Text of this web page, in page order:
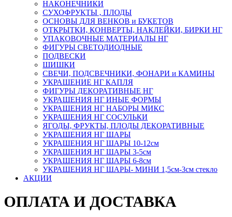
НАКОНЕЧНИКИ
СУХОФРУКТЫ , ПЛОДЫ
ОСНОВЫ ДЛЯ ВЕНКОВ и БУКЕТОВ
ОТКРЫТКИ, КОНВЕРТЫ, НАКЛЕЙКИ, БИРКИ НГ
УПАКОВОЧНЫЕ МАТЕРИАЛЫ НГ
ФИГУРЫ СВЕТОДИОДНЫЕ
ПОДВЕСКИ
ШИШКИ
СВЕЧИ, ПОДСВЕЧНИКИ, ФОНАРИ и КАМИНЫ
УКРАШЕНИЕ НГ КАПЛЯ
ФИГУРЫ ДЕКОРАТИВНЫЕ НГ
УКРАШЕНИЯ НГ ИНЫЕ ФОРМЫ
УКРАШЕНИЯ НГ НАБОРЫ МИКС
УКРАШЕНИЯ НГ СОСУЛЬКИ
ЯГОДЫ, ФРУКТЫ, ПЛОДЫ ДЕКОРАТИВНЫЕ
УКРАШЕНИЯ НГ ШАРЫ
УКРАШЕНИЯ НГ ШАРЫ 10-12см
УКРАШЕНИЯ НГ ШАРЫ 3-5см
УКРАШЕНИЯ НГ ШАРЫ 6-8см
УКРАШЕНИЯ НГ ШАРЫ- МИНИ 1,5см-3см стекло
АКЦИИ
ОПЛАТА И ДОСТАВКА